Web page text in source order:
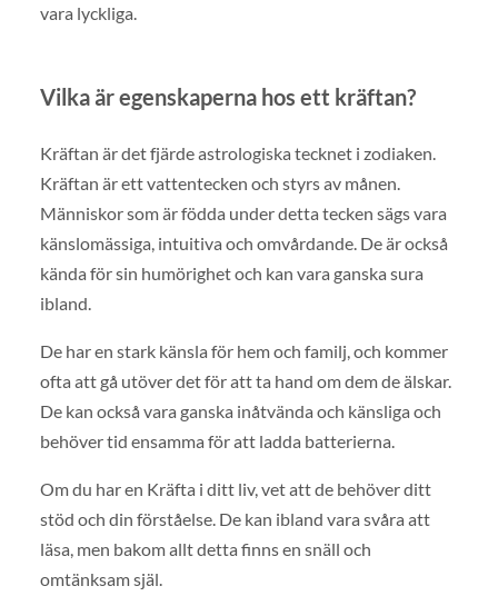
vara lyckliga.
Vilka är egenskaperna hos ett kräftan?
Kräftan är det fjärde astrologiska tecknet i zodiaken.
Kräftan är ett vattentecken och styrs av månen.
Människor som är födda under detta tecken sägs vara
känslomässiga, intuitiva och omvårdande. De är också
kända för sin humörighet och kan vara ganska sura
ibland.
De har en stark känsla för hem och familj, och kommer
ofta att gå utöver det för att ta hand om dem de älskar.
De kan också vara ganska inåtvända och känsliga och
behöver tid ensamma för att ladda batterierna.
Om du har en Kräfta i ditt liv, vet att de behöver ditt
stöd och din förståelse. De kan ibland vara svåra att
läsa, men bakom allt detta finns en snäll och
omtänksam själ.